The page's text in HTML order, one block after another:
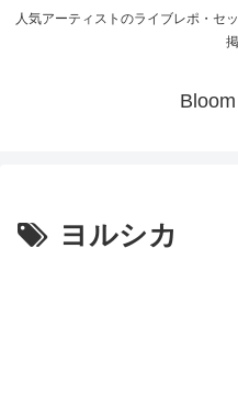
人気アーティストのライブレポ・セ
ヨルシカ